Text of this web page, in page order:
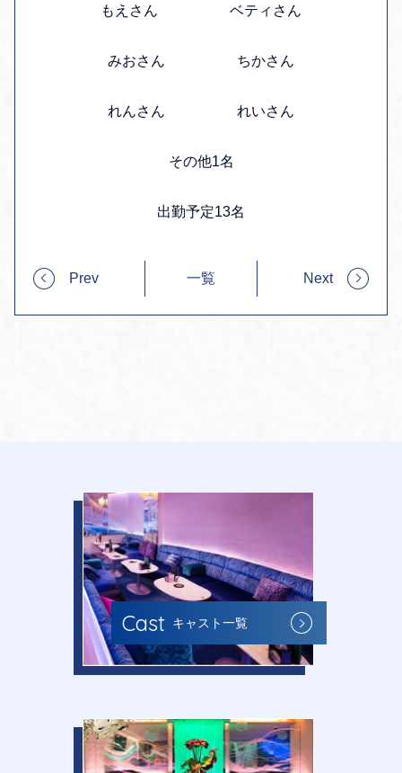
もえさん ベティさん
みおさん ちかさん
れんさん れいさん
その他1名
出勤予定13名
Prev 一覧 Next
Cast キャスト一覧